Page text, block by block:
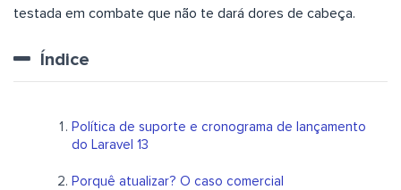
testada em combate que não te dará dores de cabeça.
Índice
Política de suporte e cronograma de lançamento
do Laravel 13
Porquê atualizar? O caso comercial